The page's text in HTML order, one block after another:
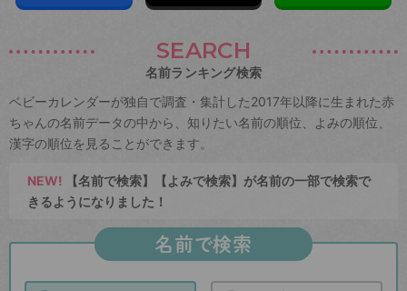
SEARCH
名前ランキング検索
ベビーカレンダーが独自で調査・集計した2017年以降に生まれた赤
ちゃんの名前データの中から、知りたい名前の順位、よみの順位、
漢字の順位を見ることができます。
NEW! 【名前で検索】【よみで検索】が名前の一部で検索で
きるようになりました！
名前で検索